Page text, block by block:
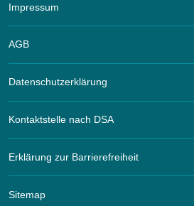
Impressum
AGB
Datenschutzerklärung
Kontaktstelle nach DSA
Erklärung zur Barrierefreiheit
Sitemap